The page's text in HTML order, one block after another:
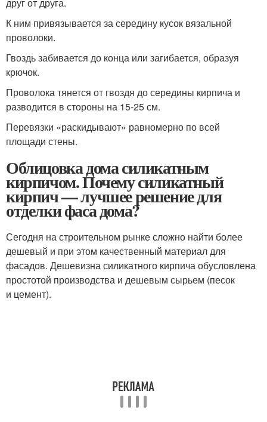
К ним привязывается за середину кусок вязальной
проволоки.
Гвоздь забивается до конца или загибается, образуя
крючок.
Проволока тянется от гвоздя до середины кирпича и
разводится в стороны на 15-25 см.
Перевязки «раскидывают» равномерно по всей
площади стены.
Облицовка дома силикатным
кирпичом. Почему силикатный
кирпич — лучшее решение для
отделки фаса дома?
Сегодня на строительном рынке сложно найти более
дешевый и при этом качественный материал для
фасадов. Дешевизна силикатного кирпича обусловлена
простотой производства и дешевым сырьем (песок
и цемент).